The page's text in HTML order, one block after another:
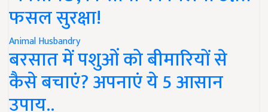
फसल सुरक्षा!
Animal Husbandry
बरसात में पशुओं को बीमारियों से
कैसे बचाएं? अपनाएं ये 5 आसान
उपाय..